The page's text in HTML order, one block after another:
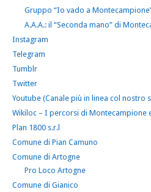
Gruppo “Io vado a
A.A.A.: il “Seconda mano” di
Instagram
Telegram
Tumblr
Twitter
Youtube (Canale più in linea col nostro
Wikiloc – I percorsi di Montecampione
Plan 1800 s.r.l
Comune di Pian Camuno
Comune di Artogne
Pro Loco Artogne
Comune di Gianico